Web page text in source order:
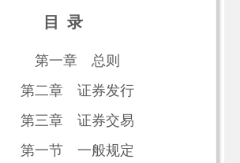
目 录
第一章 总则
第二章 证券发行
第三章 证券交易
第一节 一般规定